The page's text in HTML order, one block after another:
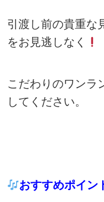
引渡し前の貴重な
をお見逃しなく
こだわりのワンラ
してください。
おすすめポイン